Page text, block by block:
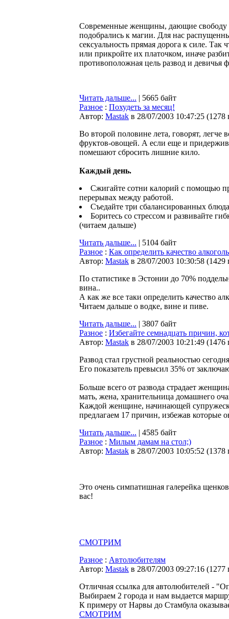
Современные женщины, дающие свободу
подобрались к магии. Для нас
сексуальность прямая дорога к силе. Так
или прикройте их платочком, иначе
противоположная цель развод и
Читать дальше... | 5665 байт
Разное : Похудеть за месяц!
Автор: Мastak в 28/07/2003 10:47:25 (1278
Во второй половине лета, говорят,
фруктов-овощей. А если еще и
помешают сбросить лишние кило.
Каждый день.
Сжигайте сотни калорий с помощью
перерывах между работой.
Съедайте три сбалансированных
Боритесь со стрессом и развивайте
(читаем дальше)
Читать дальше... | 5104 байт
Разное : Как определить качество
Автор: Мastak в 28/07/2003 10:30:58 (1429
По статистике в Эстонии до 70%
вина..
А как же все таки определить качество
Читаем дальше о водке, вине и пиве.
Читать дальше... | 3807 байт
Разное : Избегайте семнадцать причин,
Автор: Мastak в 28/07/2003 10:21:49 (1476
Развод стал грустной реальностью
Его показатель превысил 35% от
Больше всего от развода страдает
мать, жена, хранительница домашнего
Каждой женщине, начинающей
предлагаем 17 причин, избежав которые
Читать дальше... | 4585 байт
Разное : Милым дамам на стол;)
Автор: Мastak в 28/07/2003 10:05:52 (1378
Это очень симпатишная галерейка
вас!
СМОТРИМ
Разное : Автолюбителям
Автор: Мastak в 28/07/2003 09:27:16 (1277
Отличная ссылка для автолюбителей -
Выбираем 2 города и нам выдается
К примеру от Нарвы до Стамбула
СМОТРИМ